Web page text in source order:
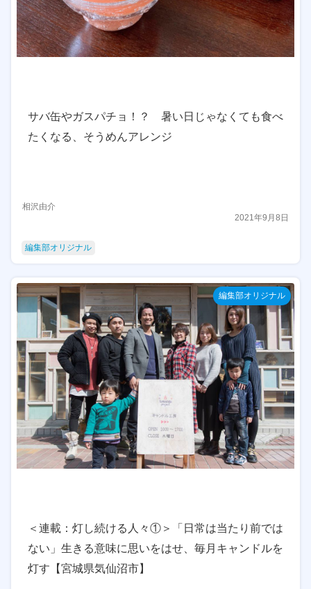
サバ缶やガスパチョ！？ 暑い日じゃなくても食べ
たくなる、そうめんアレンジ
相沢由介
2021年9月8日
編集部オリジナル
編集部オリジナル
＜連載：灯し続ける人々①＞「日常は当たり前では
ない」生きる意味に思いをはせ、毎月キャンドルを
灯す【宮城県気仙沼市】